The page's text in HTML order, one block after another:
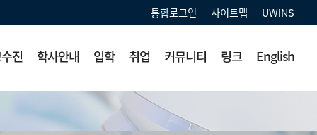
통합로그인 사이트맵 UWINS
진 학사안내 입학 취업 커뮤니티 링크 English